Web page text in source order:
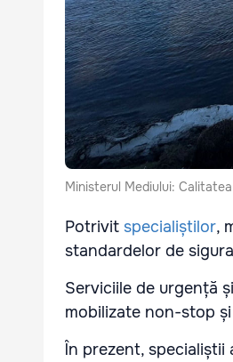
Ministerul Mediului:
Potrivit specialiștilor,
standardelor de
Serviciile de urgență
mobilizate non-stop
În prezent, specialiștii